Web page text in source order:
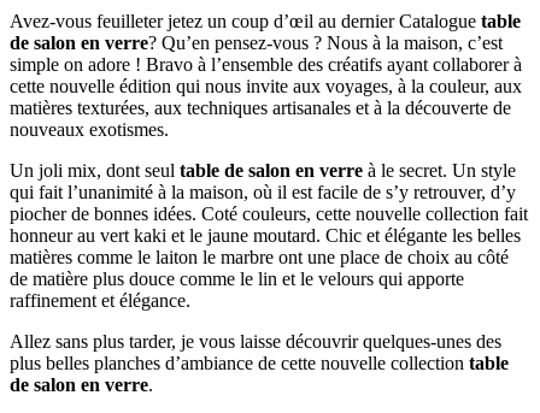
Avez-vous feuilleter jetez un coup d’œil au dernier Catalogue table
de salon en verre? Qu’en pensez-vous ? Nous à la maison, c’est
simple on adore ! Bravo à l’ensemble des créatifs ayant collaborer à
cette nouvelle édition qui nous invite aux voyages, à la couleur, aux
matières texturées, aux techniques artisanales et à la découverte de
nouveaux exotismes.
Un joli mix, dont seul table de salon en verre à le secret. Un style
qui fait l’unanimité à la maison, où il est facile de s’y retrouver, d’y
piocher de bonnes idées. Coté couleurs, cette nouvelle collection fait
honneur au vert kaki et le jaune moutard. Chic et élégante les belles
matières comme le laiton le marbre ont une place de choix au côté
de matière plus douce comme le lin et le velours qui apporte
raffinement et élégance.
Allez sans plus tarder, je vous laisse découvrir quelques-unes des
plus belles planches d’ambiance de cette nouvelle collection table
de salon en verre.